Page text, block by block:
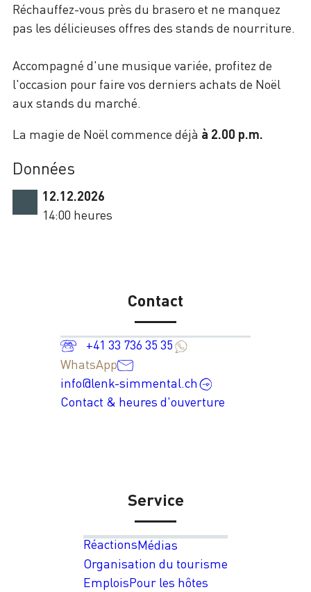
Données
12.12.2026
14:00 heures
Réchauffez-vous près du brasero et ne manquez
pas les délicieuses offres des stands de nourriture.
Accompagné d'une musique variée, profitez de
l'occasion pour faire vos derniers achats de Noël
aux stands du marché.
La magie de Noël commence déjà à 2.00 p.m.
Contact
+41 33 736 35 35
WhatsApp
info@lenk-simmental.ch
Contact & heures d'ouverture
Service
RéactionsMédias
Organisation du tourisme
EmploisPour les hôtes